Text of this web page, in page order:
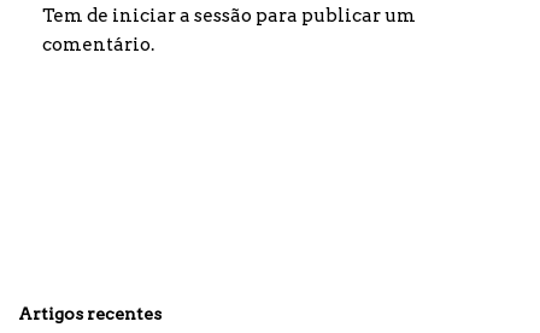
Tem de iniciar a sessão para publicar um
comentário.
Artigos recentes